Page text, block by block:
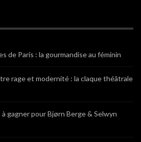
de Paris : la gourmandise au féminin
rage et modernité : la claque théâtrale
à gagner pour Bjørn Berge & Selwyn